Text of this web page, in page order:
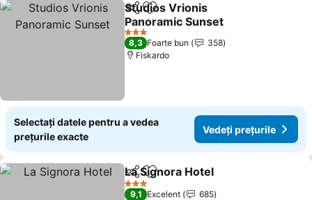
DistribuițiAdăugaţi la favorite
Studios Vrionis
Panoramic Sunset
Vedeți prețurile
3 Stele
8,3 Foarte bun
358
Fiskardo
Selectați datele pentru a vedea
prețurile exacte
Vedeți prețurile
DistribuițiAdăugaţi la favorite
La Signora Hotel
3 Stele
9,1 Excelent
685